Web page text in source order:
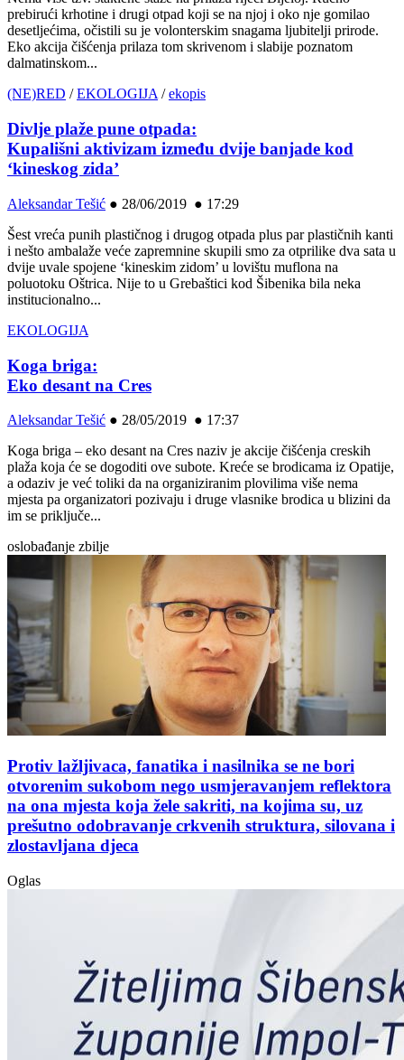
prebirući krhotine i drugi otpad koji se na njoj i oko nje gomilao
desetljećima, očistili su je volonterskim snagama ljubitelji prirode.
Eko akcija čišćenja prilaza tom skrivenom i slabije poznatom
dalmatinskom...
(NE)RED /EKOLOGIJA/ekopis
Divlje plaže pune otpada:
Kupališni aktivizam između dvije banjade kod
‘kineskog zida’
Aleksandar Tešić ● 28/06/2019 ● 17:29
Šest vreća punih plastičnog i drugog otpada plus par plastičnih kanti
i nešto ambalaže veće zapremnine skupili smo za otprilike dva sata u
dvije uvale spojene ‘kineskim zidom’ u lovištu muflona na
poluotoku Oštrica. Nije to u Grebaštici kod Šibenika bila neka
institucionalno...
EKOLOGIJA
Koga briga:
Eko desant na Cres
Aleksandar Tešić ● 28/05/2019 ● 17:37
Koga briga – eko desant na Cres naziv je akcije čišćenja creskih
plaža koja će se dogoditi ove subote. Kreće se brodicama iz Opatije,
a odaziv je već toliki da na organiziranim plovilima više nema
mjesta pa organizatori pozivaju i druge vlasnike brodica u blizini da
im se priključe...
oslobađanje zbilje
Protiv lažljivaca, fanatika i nasilnika se ne bori
otvorenim sukobom nego usmjeravanjem reflektora
na ona mjesta koja žele sakriti, na kojima su, uz
prešutno odobravanje crkvenih struktura, silovana i
zlostavljana djeca
Oglas